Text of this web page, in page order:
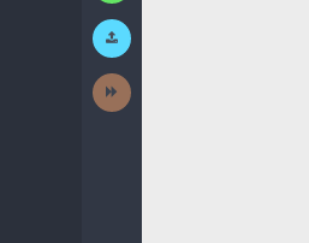
Submit
Work
Next
Activity